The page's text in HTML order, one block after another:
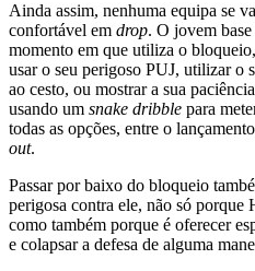
Ainda assim, nenhuma equipa se
confortável em drop. O jovem
momento em que utiliza o
usar o seu perigoso PUJ, utilizar o
ao cesto, ou mostrar a sua
usando um snake dribble para
todas as opções, entre o
out.
Passar por baixo do bloqueio
perigosa contra ele, não só porque
como também porque é oferecer
e colapsar a defesa de alguma